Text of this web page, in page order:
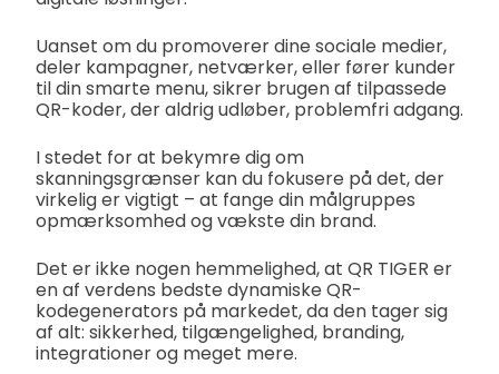
Uanset om du promoverer dine sociale medier,
deler kampagner, netværker, eller fører kunder
til din smarte menu, sikrer brugen af tilpassede
QR-koder, der aldrig udløber, problemfri adgang.
I stedet for at bekymre dig om
skanningsgrænser kan du fokusere på det, der
virkelig er vigtigt – at fange din målgruppes
opmærksomhed og vækste din brand.
Det er ikke nogen hemmelighed, at QR TIGER er
en af verdens bedste dynamiske QR-
kodegenerators på markedet, da den tager sig
af alt: sikkerhed, tilgængelighed, branding,
integrationer og meget mere.